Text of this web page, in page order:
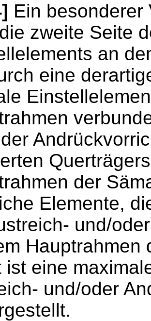
Ein besonderer
zweite Seite
an
eine
der
Elemente,
und/
Hauptrahmen
ist eine
und/oder